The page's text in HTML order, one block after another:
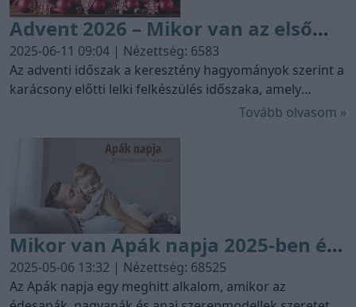
Advent 2026 – Mikor van az első
adventi hétvége 2026-ban?
2025-06-11 09:04 | Nézettség: 6583
Az adventi időszak a keresztény hagyományok szerint a
karácsony előtti lelki felkészülés időszaka, amely
egyben a templomi év kezdete is. Nem csupán vallási
szerepet játszik, hiszen a karácsonyi hangolódás, az
otthonok ünnepi díszbe öltöztetése és az
elcsendesedés lehetőségét nyújtja. Évről évre sokan
keresik a választ arra, hogy mikor kezdődik az advent,
hiszen ez határozza meg az ünnepi előkészületek
ütemét is. Nézzük meg, mikor esik az első adventi
vasárnap 2026-ban, és mit érdemes tudni erről az
időszakról.
Tovább olvasom »
Mikor van Apák napja 2025-ben és
2026-ban? Eredete és köszöntési
ötletek
2025-05-06 13:32 | Nézettség: 68525
Az Apák napja egy meghitt alkalom, amikor az